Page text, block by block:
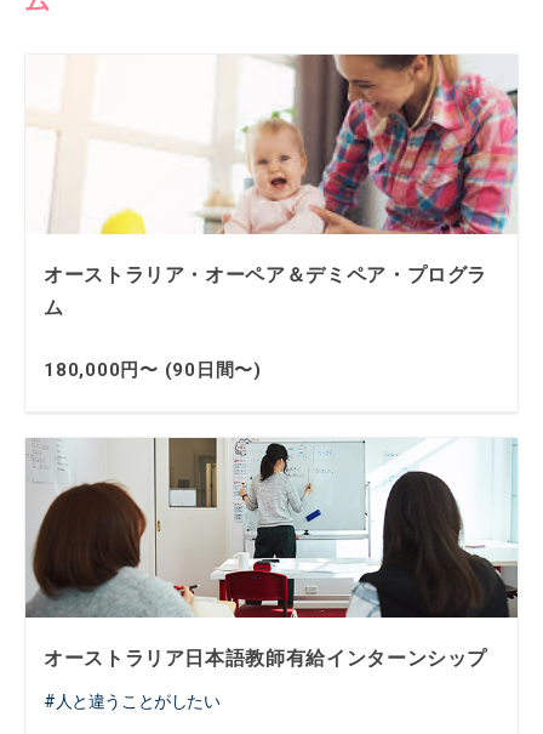
オーストラリア・オーペア＆デミペア・プログラ
ム
180,000円〜 (90日間〜)
オーストラリア日本語教師有給インターンシップ
人と違うことがしたい